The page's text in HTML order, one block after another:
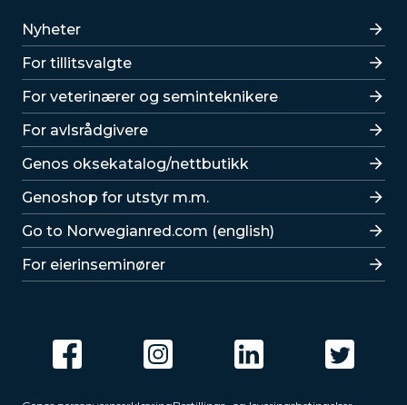
Lenker
Nyheter
For tillitsvalgte
For veterinærer og seminteknikere
For avlsrådgivere
Lenker
Genos oksekatalog/nettbutikk
Genoshop for utstyr m.m.
Go to Norwegianred.com (english)
For eierinseminører